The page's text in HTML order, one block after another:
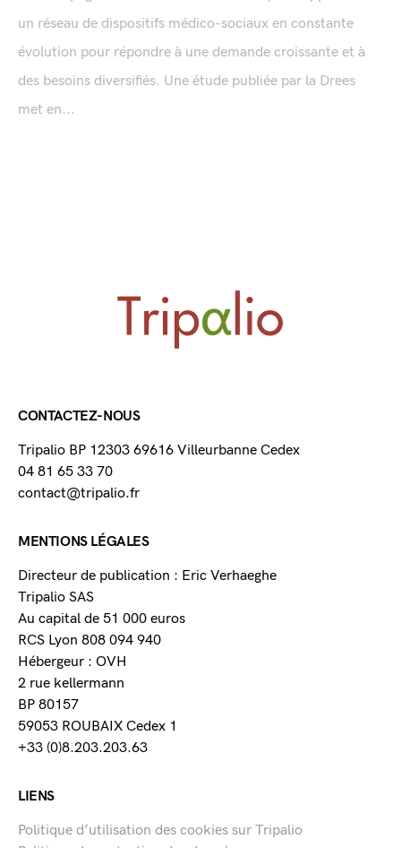
un réseau de dispositifs médico-sociaux en constante
évolution pour répondre à une demande croissante et à
des besoins diversifiés. Une étude publiée par la Drees
met en...
CONTACTEZ-NOUS
Tripalio BP 12303 69616 Villeurbanne Cedex
04 81 65 33 70
contact@tripalio.fr
MENTIONS LÉGALES
Directeur de publication : Eric Verhaeghe
Tripalio SAS
Au capital de 51 000 euros
RCS Lyon 808 094 940
Hébergeur : OVH
2 rue kellermann
BP 80157
59053 ROUBAIX Cedex 1
+33 (0)8.203.203.63
LIENS
Politique d’utilisation des cookies sur Tripalio